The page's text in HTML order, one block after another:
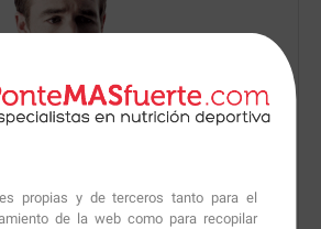
propias y de terceros tanto para el
de la web como para recopilar